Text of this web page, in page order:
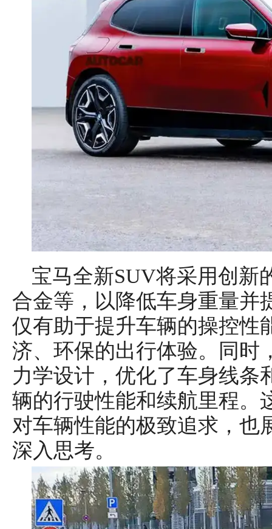
宝马全新SUV将采用创新
合金等，以降低车身重量并
仅有助于提升车辆的操控性
济、环保的出行体验。同时
力学设计，优化了车身线条
辆的行驶性能和续航里程。
对车辆性能的极致追求，也
深入思考。